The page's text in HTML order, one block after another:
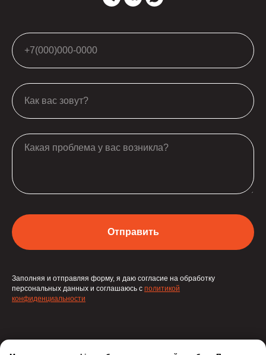
Отправить
Заполняя и отправляя форму, я даю согласие на обработку
персональных данных и соглашаюсь с политикой
конфиденциальности
2 МЕСЯЦА РЕКЛАМЫ В 2ГИС В
ПОДАРОК!
чтобы получить полную информацию об условиях акции.